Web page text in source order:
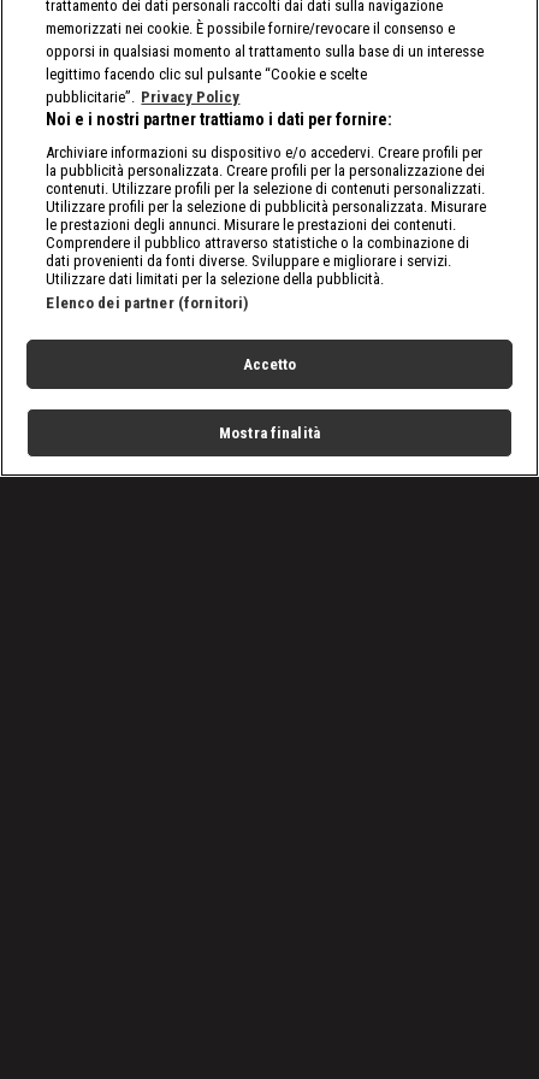
trattamento dei dati personali raccolti dai dati sulla navigazione
memorizzati nei cookie. È possibile fornire/revocare il consenso e
opporsi in qualsiasi momento al trattamento sulla base di un interesse
legittimo facendo clic sul pulsante “Cookie e scelte
pubblicitarie”. Privacy Policy
Noi e i nostri partner trattiamo i dati per fornire:
Archiviare informazioni su dispositivo e/o accedervi. Creare profili per
la pubblicità personalizzata. Creare profili per la personalizzazione dei
contenuti. Utilizzare profili per la selezione di contenuti personalizzati.
Utilizzare profili per la selezione di pubblicità personalizzata. Misurare
le prestazioni degli annunci. Misurare le prestazioni dei contenuti.
Comprendere il pubblico attraverso statistiche o la combinazione di
dati provenienti da fonti diverse. Sviluppare e migliorare i servizi.
Utilizzare dati limitati per la selezione della pubblicità.
Elenco dei partner (fornitori)
Accetto
Mostra finalità